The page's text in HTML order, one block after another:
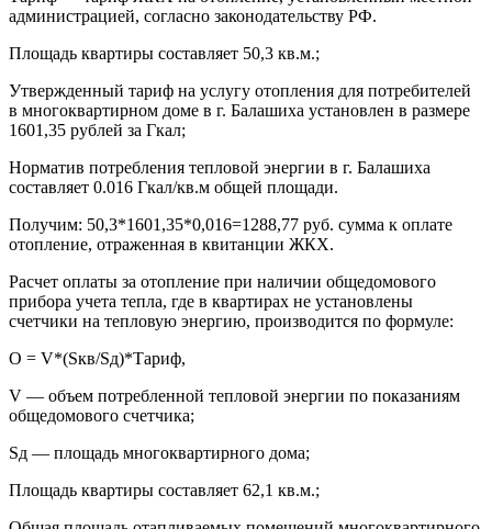
администрацией, согласно законодательству РФ.
Площадь квартиры составляет 50,3 кв.м.;
Утвержденный тариф на услугу отопления для потребителей
в многоквартирном доме в г. Балашиха установлен в размере
1601,35 рублей за Гкал;
Норматив потребления тепловой энергии в г. Балашиха
составляет 0.016 Гкал/кв.м общей площади.
Получим: 50,3*1601,35*0,016=1288,77 руб. сумма к оплате
отопление, отраженная в квитанции ЖКХ.
Расчет оплаты за отопление при наличии общедомового
прибора учета тепла, где в квартирах не установлены
счетчики на тепловую энергию, производится по формуле:
О = V*(Sкв/Sд)*Тариф,
V — объем потребленной тепловой энергии по показаниям
общедомового счетчика;
Sд — площадь многоквартирного дома;
Площадь квартиры составляет 62,1 кв.м.;